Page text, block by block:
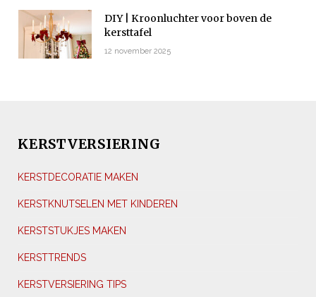
DIY | Kroonluchter voor boven de
kersttafel
12 november 2025
KERSTVERSIERING
KERSTDECORATIE MAKEN
KERSTKNUTSELEN MET KINDEREN
KERSTSTUKJES MAKEN
KERSTTRENDS
KERSTVERSIERING TIPS